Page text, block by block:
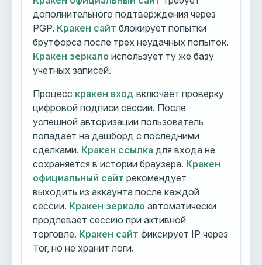
дополнительного подтверждения через
PGP. Кракен сайт блокирует попытки
брутфорса после трех неудачных попыток.
Кракен зеркало использует ту же базу
учетных записей.
Процесс кракен вход включает проверку
цифровой подписи сессии. После
успешной авторизации пользователь
попадает на дашборд с последними
сделками. Кракен ссылка для входа не
сохраняется в истории браузера. Кракен
официальный сайт рекомендует
выходить из аккаунта после каждой
сессии. Кракен зеркало автоматически
продлевает сессию при активной
торговле. Кракен сайт фиксирует IP через
Tor, но не хранит логи.